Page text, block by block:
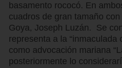
basamento rococó. En
cuadros de gran tamaño
Goya, Joseph Luzán. Se
representa a la
como advocación mariana
posteriormente lo